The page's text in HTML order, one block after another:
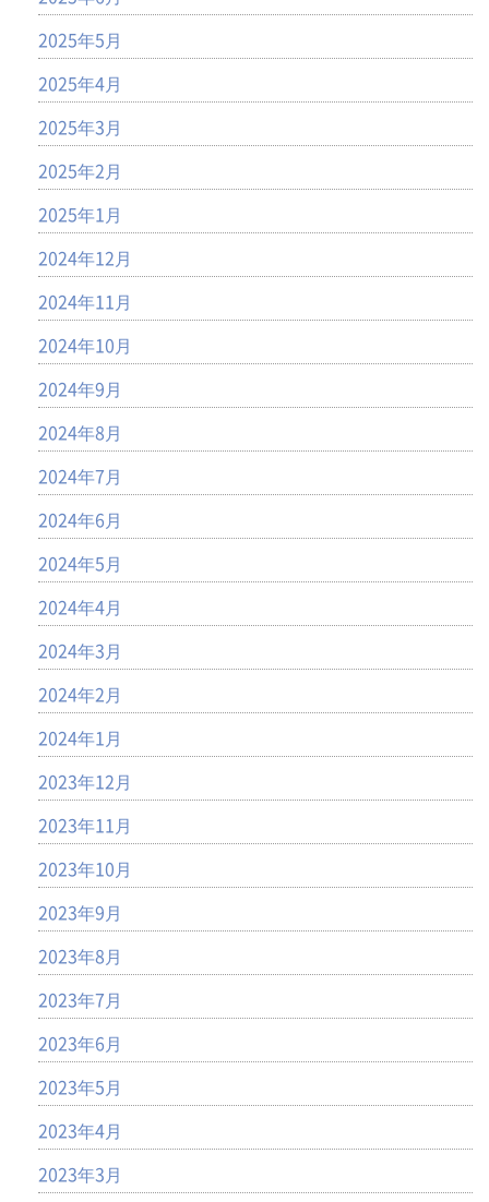
2025年5月
2025年4月
2025年3月
2025年2月
2025年1月
2024年12月
2024年11月
2024年10月
2024年9月
2024年8月
2024年7月
2024年6月
2024年5月
2024年4月
2024年3月
2024年2月
2024年1月
2023年12月
2023年11月
2023年10月
2023年9月
2023年8月
2023年7月
2023年6月
2023年5月
2023年4月
2023年3月